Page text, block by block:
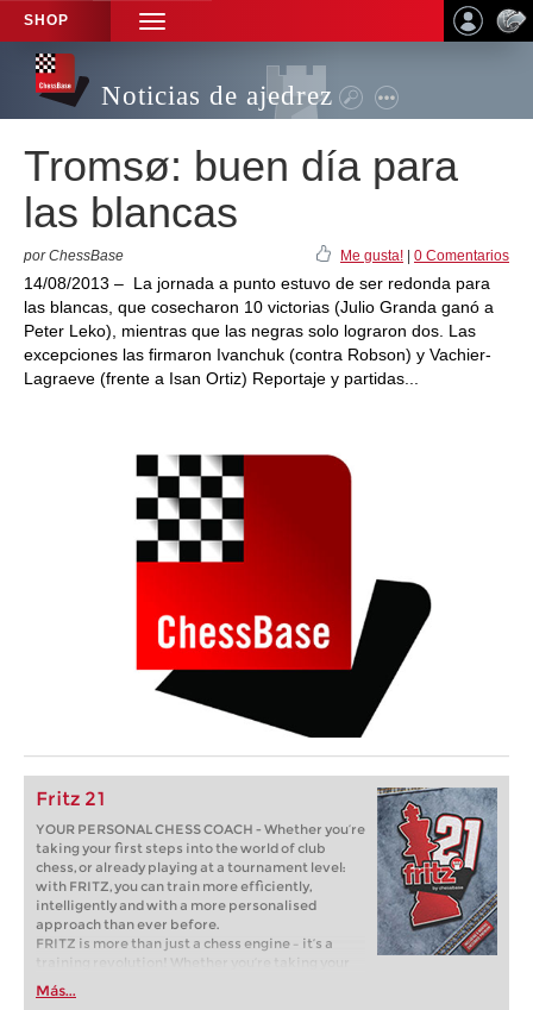
SHOP
TOGGLE
NAVIGATION
Noticias de ajedrez
Tromsø: buen día para
las blancas
por ChessBase Me gusta! 0 Comentarios
14/08/2013 – La jornada a punto estuvo de ser redonda para
las blancas, que cosecharon 10 victorias (Julio Granda ganó a
Peter Leko), mientras que las negras solo lograron dos. Las
excepciones las firmaron Ivanchuk (contra Robson) y Vachier-
Lagraeve (frente a Isan Ortiz) Reportaje y partidas...
Fritz 21
YOUR PERSONAL CHESS COACH - Whether you’re
taking your first steps into the world of club
chess, or already playing at a tournament level:
with FRITZ, you can train more efficiently,
intelligently and with a more personalised
approach than ever before.
FRITZ is more than just a chess engine – it’s a
training revolution! Whether you’re taking your
first steps into the world of club chess, or already
playing at a tournament level: with FRITZ, you can
Más...